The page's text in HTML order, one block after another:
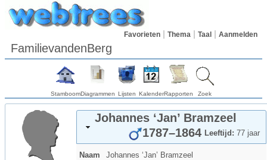
Favorieten Thema Taal Aanmelden
FamilievandenBerg
StamboomDiagrammen Lijsten KalenderRapporten Zoek
Johannes ‘Jan’ Bramzeel
Leeftijd: 77 jaar
1787–1864
Naam Johannes ‘Jan’ Bramzeel